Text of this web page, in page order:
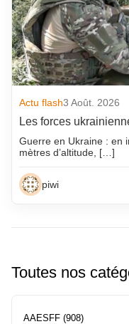
Actu flash3 Août. 2026
Les forces
Guerre en Ukraine : en
mètres d’altitude, […]
piwi
Toutes nos
AAESFF (908)